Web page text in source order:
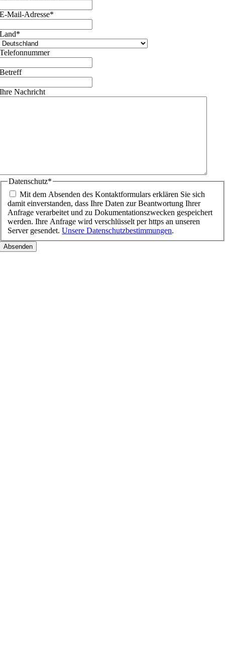
E-Mail-Adresse*
Land*
Telefonnummer
Betreff
Ihre Nachricht
Datenschutz*
Mit dem Absenden des Kontaktformulars erklären Sie sich
damit einverstanden, dass Ihre Daten zur Beantwortung Ihrer
Anfrage verarbeitet und zu Dokumentationszwecken gespeichert
werden. Ihre Anfrage wird verschlüsselt per https an unseren
Server gesendet.Unsere Datenschutzbestimmungen.